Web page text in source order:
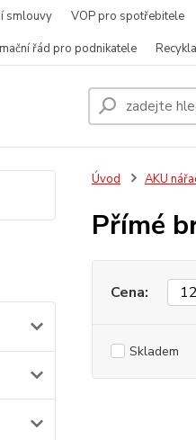
smlouvy VOP pro spotřebitele
řád pro podnikatele
Úvod AKU
Přímé
Cena:
Skladem